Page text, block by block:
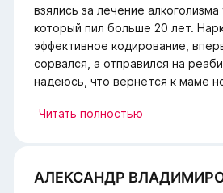
взялись за лечение алкоголизма
который пил больше 20 лет.
эффективное кодирование,
сорвался, а отправился на
надеюсь, что вернется к маме
Читать полностью
АЛЕКСАНДР